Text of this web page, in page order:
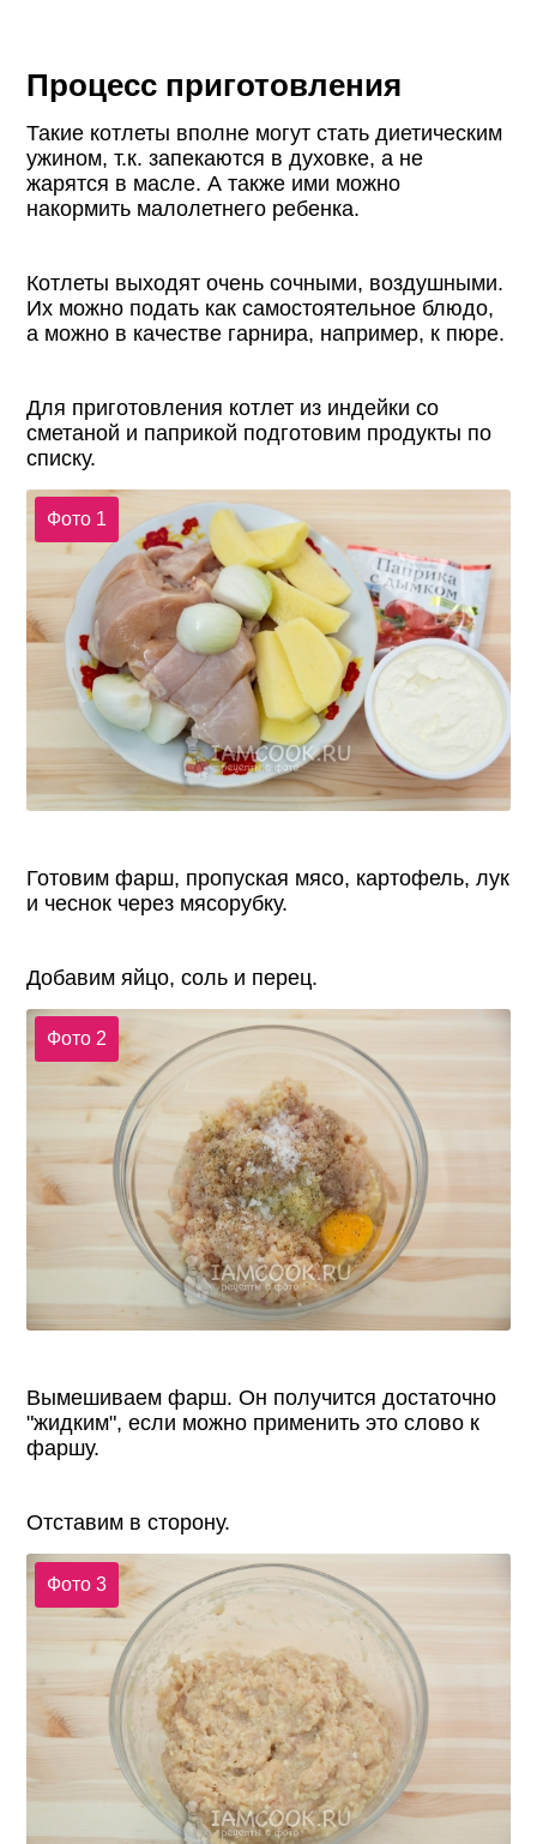
Процесс приготовления
Такие котлеты вполне могут стать диетическим
ужином, т.к. запекаются в духовке, а не
жарятся в масле. А также ими можно
накормить малолетнего ребенка.
Котлеты выходят очень сочными, воздушными.
Их можно подать как самостоятельное блюдо,
а можно в качестве гарнира, например, к пюре.
Для приготовления котлет из индейки со
сметаной и паприкой подготовим продукты по
списку.
Фото 1
Готовим фарш, пропуская мясо, картофель, лук
и чеснок через мясорубку.
Добавим яйцо, соль и перец.
Фото 2
Вымешиваем фарш. Он получится достаточно
"жидким", если можно применить это слово к
фаршу.
Отставим в сторону.
Фото 3